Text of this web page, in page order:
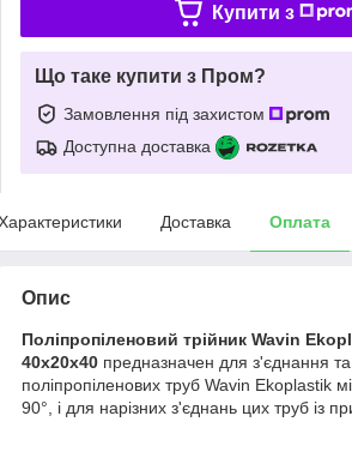
Купити з
Що таке купити з Пром?
Замовлення під захистом
Доступна доставка
Доставка Оплата
Опис
Поліпропіленовий трійник Wavin
40х20х40 предназначен для з'єднання
поліпропіленових труб Wavin Ekoplastik
90°, і для нарізних з'єднань цих труб із